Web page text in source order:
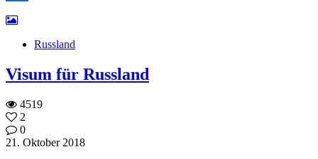
Teilen
Russland
Visum für Russland
4519
2
0
21. Oktober 2018